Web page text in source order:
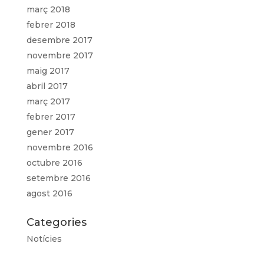
març 2018
febrer 2018
desembre 2017
novembre 2017
maig 2017
abril 2017
març 2017
febrer 2017
gener 2017
novembre 2016
octubre 2016
setembre 2016
agost 2016
Categories
Notícies